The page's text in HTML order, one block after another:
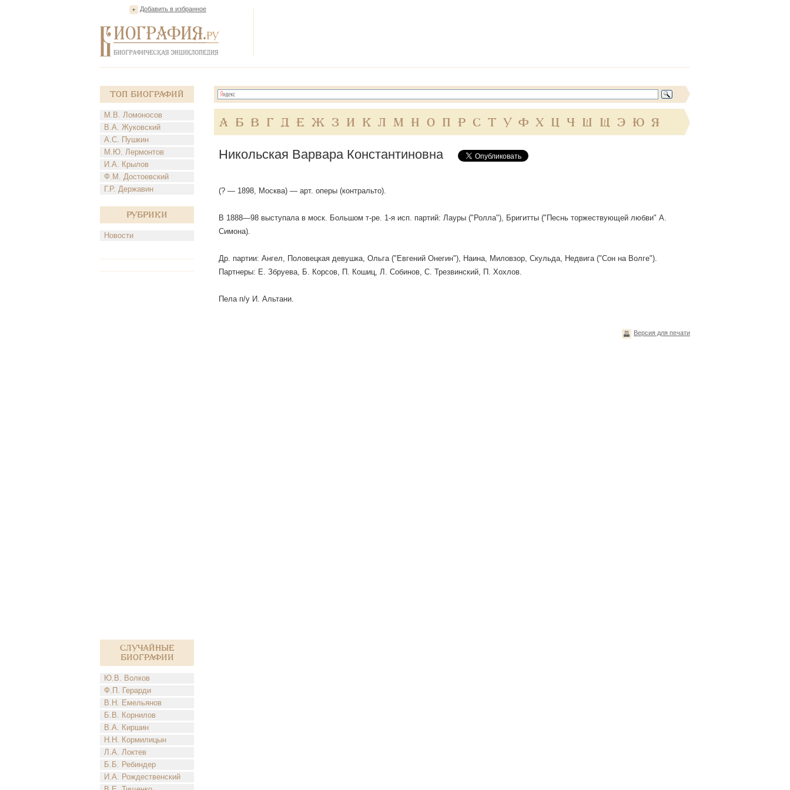
Добавить в избранное
Топ Биографий
М.В. Ломоносов
В.А. Жуковский
А.С. Пушкин
М.Ю. Лермонтов
И.А. Крылов
Ф.М. Достоевский
Г.Р. Державин
Рубрики
Новости
Случайные
биографии
Ю.В. Волков
Ф.П. Герарди
В.Н. Емельянов
Б.В. Корнилов
В.А. Киршин
Н.Н. Кормилицын
Л.А. Локтев
Б.Б. Ребиндер
И.А. Рождественский
А Б В Г Д Е Ж З И К Л М Н О П Р С Т У Ф Х Ц Ч Ш Щ Э Ю Я
Никольская Варвара Константиновна
(? — 1898, Москва) — арт. оперы (контральто).
В 1888—98 выступала в моcк. Большом т-ре. 1-я исп. партий: Лауры ("Ролла"), Бригитты ("Песнь торжествующей любви" А.
Симона).
Др. партии: Ангел, Половецкая девушка, Ольга ("Евгений Онегин"), Наина, Миловзор, Скульда, Недвига ("Сон на Волге").
Партнеры: Е. Збруева, Б. Корсов, П. Кошиц, Л. Собинов, С. Трезвинский, П. Хохлов.
Пела п/у И. Альтани.
Версия для печати